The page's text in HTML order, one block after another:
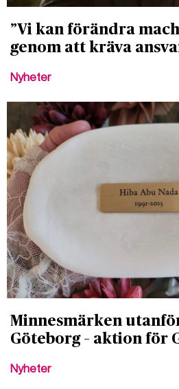
”Vi kan förändra
genom att kräva
Nyheter
Minnesmärken
Göteborg – aktion för
Nyheter